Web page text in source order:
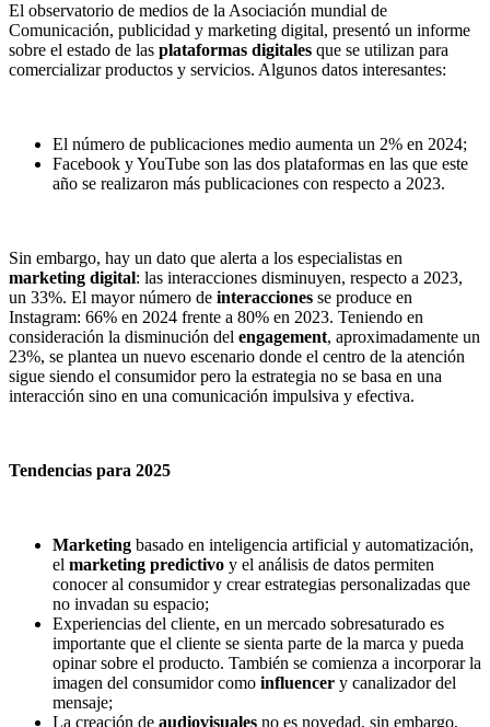
El observatorio de medios de la Asociación mundial de
Comunicación, publicidad y marketing digital, presentó un informe
sobre el estado de las plataformas digitales que se utilizan para
comercializar productos y servicios. Algunos datos interesantes:
El número de publicaciones medio aumenta un 2% en 2024;
Facebook y YouTube son las dos plataformas en las que este
año se realizaron más publicaciones con respecto a 2023.
Sin embargo, hay un dato que alerta a los especialistas en
marketing digital: las interacciones disminuyen, respecto a 2023,
un 33%. El mayor número de interacciones se produce en
Instagram: 66% en 2024 frente a 80% en 2023. Teniendo en
consideración la disminución del engagement, aproximadamente un
23%, se plantea un nuevo escenario donde el centro de la atención
sigue siendo el consumidor pero la estrategia no se basa en una
interacción sino en una comunicación impulsiva y efectiva.
Tendencias para 2025
Marketing basado en inteligencia artificial y automatización,
el marketing predictivo y el análisis de datos permiten
conocer al consumidor y crear estrategias personalizadas que
no invadan su espacio;
Experiencias del cliente, en un mercado sobresaturado es
importante que el cliente se sienta parte de la marca y pueda
opinar sobre el producto. También se comienza a incorporar la
imagen del consumidor como influencer y canalizador del
mensaje;
La creación de audiovisuales no es novedad, sin embargo,